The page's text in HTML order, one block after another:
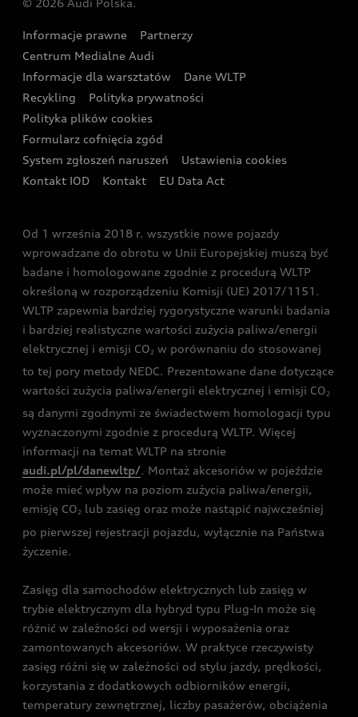
Wyszukaj najbliższego Partnera Audi
Oferta dla przedsiębiorców
Oferta dla klientów prywatnych
Kalkulator rat
Ubezpieczenie
Audi exclusive
Zasięg
Gwarancja
Akcje serwisowe Audi
Katalog online akcesoriów
Audi i Muzeum Sztuki Nowoczesnej w Warszawie
Audi driving experience
Audi quattro Cup
Audi i Puchar Świata w Skokach Narciarskich w
Zakopanem
© 2026 Audi Polska.
Informacje prawne
Partnerzy
Centrum Medialne Audi
Informacje dla warsztatów
Dane WLTP
Recykling
Polityka prywatności
Polityka plików cookies
Formularz cofnięcia zgód
System zgłoszeń naruszeń
Ustawienia cookies
Kontakt IOD
Kontakt EU Data Act
Od 1 września 2018 r. wszystkie nowe pojazdy
wprowadzane do obrotu w Unii Europejskiej muszą być
badane i homologowane zgodnie z procedurą WLTP
określoną w rozporządzeniu Komisji (UE) 2017/1151.
WLTP zapewnia bardziej rygorystyczne warunki badania
i bardziej realistyczne wartości zużycia paliwa/energii
elektrycznej i emisji CO2 w porównaniu do stosowanej
to tej pory metody NEDC. Prezentowane dane dotyczące
wartości zużycia paliwa/energii elektrycznej i emisji CO2
są danymi zgodnymi ze świadectwem homologacji typu
wyznaczonymi zgodnie z procedurą WLTP. Więcej
informacji na temat WLTP na stronie
audi.pl/pl/danewltp/. Montaż akcesoriów w pojeździe
może mieć wpływ na poziom zużycia paliwa/energii,
emisję CO2 lub zasięg oraz może nastąpić najwcześniej
po pierwszej rejestracji pojazdu, wyłącznie na Państwa
życzenie.
Zasięg dla samochodów elektrycznych lub zasięg w
trybie elektrycznym dla hybryd typu Plug-In może się
różnić w zależności od wersji i wyposażenia oraz
zamontowanych akcesoriów. W praktyce rzeczywisty
zasięg różni się w zależności od stylu jazdy, prędkości,
korzystania z dodatkowych odbiorników energii,
temperatury zewnętrznej, liczby pasażerów, obciążenia